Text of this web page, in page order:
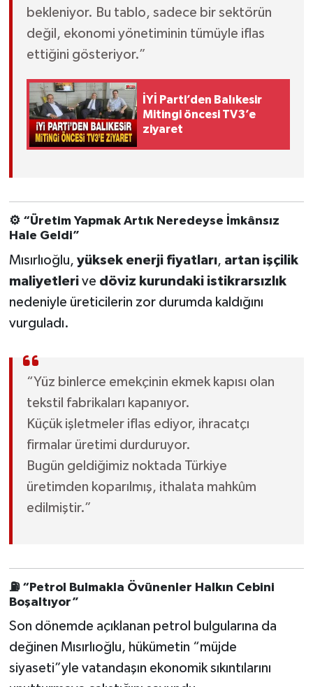
bekleniyor. Bu tablo, sadece bir sektörün
değil, ekonomi yönetiminin tümüyle iflas
ettiğini gösteriyor.”
İYİ Parti’den Balıkesir
Mitingi öncesi TV3’e
ziyaret
⚙️ “Üretim Yapmak Artık Neredeyse İmkânsız
Hale Geldi”
Mısırlıoğlu, yüksek enerji fiyatları, artan işçilik
maliyetlerive döviz kurundaki istikrarsızlık
nedeniyle üreticilerin zor durumda kaldığını
vurguladı.
“Yüz binlerce emekçinin ekmek kapısı olan
tekstil fabrikaları kapanıyor.
Küçük işletmeler iflas ediyor, ihracatçı
firmalar üretimi durduruyor.
Bugün geldiğimiz noktada Türkiye
üretimden koparılmış, ithalata mahkûm
edilmiştir.”
⛽ “Petrol Bulmakla Övünenler Halkın Cebini
Boşaltıyor”
Son dönemde açıklanan petrol bulgularına da
değinen Mısırlıoğlu, hükümetin “müjde
siyaseti”yle vatandaşın ekonomik sıkıntılarını